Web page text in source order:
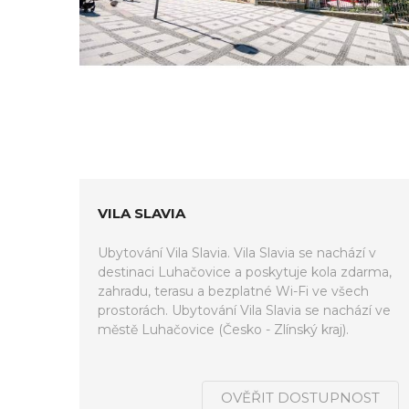
VILA SLAVIA
Ubytování Vila Slavia. Vila Slavia se nachází v
destinaci Luhačovice a poskytuje kola zdarma,
zahradu, terasu a bezplatné Wi-Fi ve všech
prostorách. Ubytování Vila Slavia se nachází ve
městě Luhačovice (Česko - Zlínský kraj).
OVĚŘIT DOSTUPNOST